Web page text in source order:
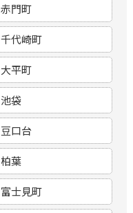
赤門町
千代崎町
大平町
池袋
豆口台
柏葉
富士見町